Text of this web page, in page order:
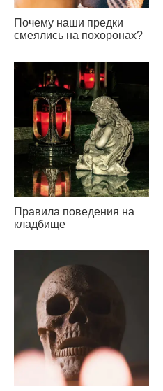
Почему наши предки
смеялись на похоронах?
Правила поведения на
кладбище